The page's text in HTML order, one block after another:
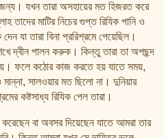
জন্য। যখন তারা অসহায়ের মত হিজরত করে
মাটির নিচের গুপ্ত রিযিক পানি ও
যা তারা বিনা প্ররিশ্রমে পেয়েছিল।
দ্বীন পালন করুক। কিন্তু তারা তা অপছন্দ
ফলে কঠোর কাজ করতে হয় যাতে সময়,
সালওয়ার মত ছিলো না। দুনিয়ার
কষ্টসাধ্য রিযিক পেল তারা।
বা অবসর দিয়েছেন যাতে আমরা তার